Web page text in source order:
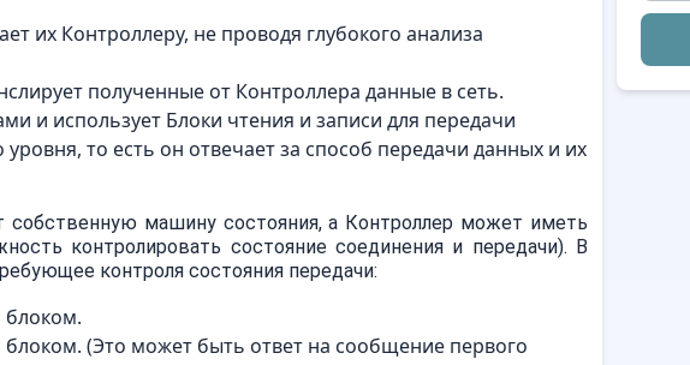
их Контроллеру, не проводя глубокого анализа
полученные от Контроллера данные в сеть.
и использует Блоки чтения и записи для передачи
то есть он отвечает за способ передачи данных и их
машину состояния, а Контроллер может иметь
контролировать состояние соединения и передачи). В
контроля состояния передачи:
блоком.
(Это может быть ответ на сообщение первого